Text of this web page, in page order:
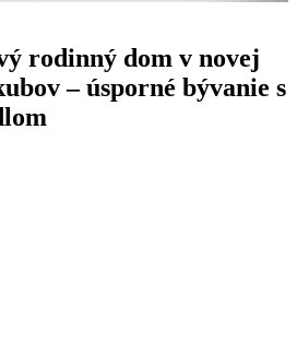
rodinný dom v novej
– úsporné bývanie s